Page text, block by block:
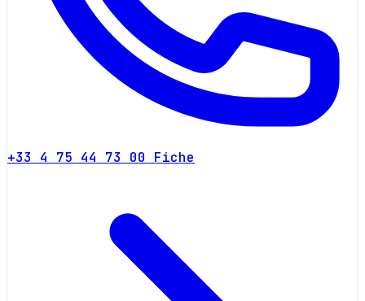
+33 4 75 44 73 00 Fiche